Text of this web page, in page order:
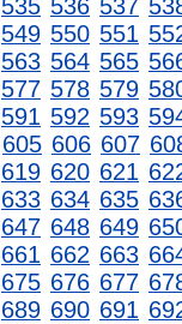
535 536 537
549 550 551
563 564 565
577 578 579
591 592 593
605 606 607
619 620 621
633 634 635
647 648 649
661 662 663
675 676 677
689 690 691